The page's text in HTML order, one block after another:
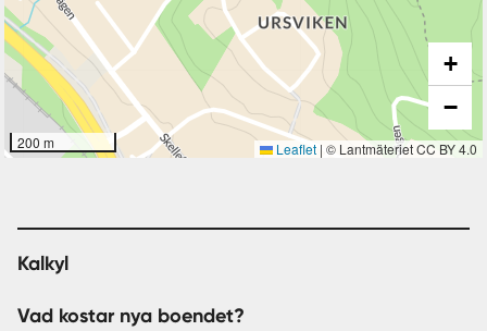
200 m
+
−
Leaflet | © Lantmäteriet CC BY 4.0
Kalkyl
Vad kostar nya boendet?